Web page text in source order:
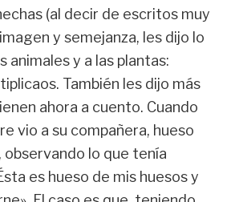
(al decir de escritos muy
y semejanza, les dijo lo
animales y a las plantas:
También les dijo más
ahora a cuento. Cuando
vio a su compañera, hueso
observando lo que tenía
es hueso de mis huesos y